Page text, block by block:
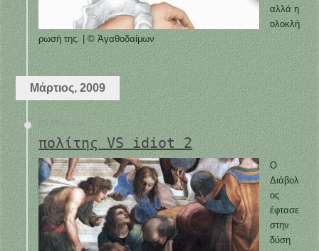
αλλά η
ολοκλή
ρωσή της. | © Ἀγαθοδαίμων
Μάρτιος, 2009
29 Μαρτίου
πολίτης VS idiot 2
Ο
Διάβολ
ος
έφτασε
στην
δύση